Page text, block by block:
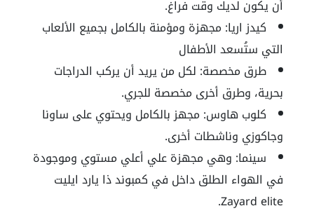
أن يكون لديك وقت فراغ.
كيدز اريا: مجهزة ومؤمنة بالكامل بجميع الألعاب
التي ستُسعد الأطفال
طرق مخصصة: لكل من يريد أن يركب الدراجات
بحرية، وطرق أخرى مخصصة للجري.
كلوب هاوس: مجهز بالكامل ويحتوي على ساونا
وجاكوزي وناشطات أخرى.
سينما: وهي مجهزة علي أعلي مستوي وموجودة
في الهواء الطلق داخل في كمبوند ذا يارد ايليت
Zayard elite.